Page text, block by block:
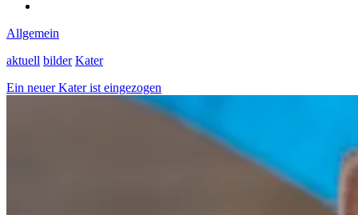
Allgemein
aktuell bilder Kater
Ein neuer Kater ist eingezogen